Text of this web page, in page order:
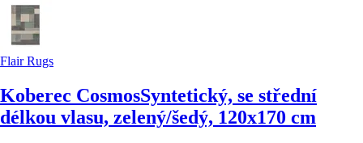
Flair Rugs
Koberec CosmosSyntetický, se střední
délkou vlasu, zelený/šedý, 120x170 cm